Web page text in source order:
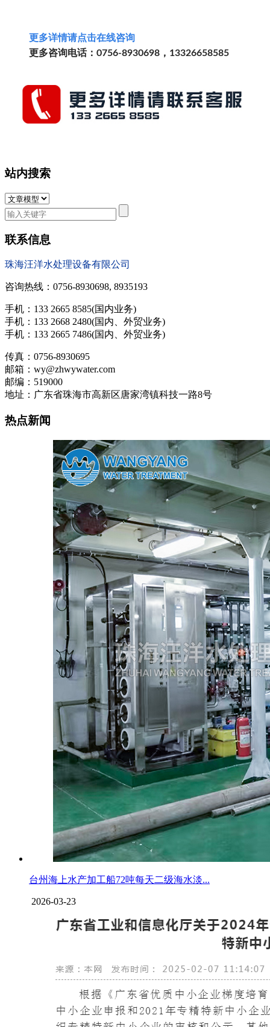
更多详情请点击在线咨询
更多咨询电话：0756-8930698，13326658585
站内搜索
联系信息
珠海汪洋水处理设备有限公司
咨询热线：0756-8930698, 8935193
手机：133 2665 8585(国内业务)
手机：133 2668 2480(国内、外贸业务)
手机：133 2665 7486(国内、外贸业务)
传真：0756-8930695
邮箱：wy@zhwywater.com
邮编：519000
地址：广东省珠海市高新区唐家湾镇科技一路8号
热点新闻
台州海上水产加工船72吨每天二级海水淡...
2026-03-23